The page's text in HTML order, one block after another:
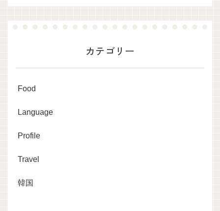
カテゴリー
Food
Language
Profile
Travel
韓国